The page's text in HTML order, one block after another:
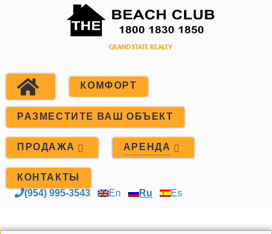
КОМФОРТ
РАЗМЕСТИТЕ ВАШ ОБЪЕКТ
ПРОДАЖА АРЕНДА
КОНТАКТЫ
(954) 995-3543 En Ru Es